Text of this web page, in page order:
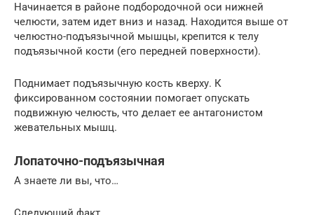
Начинается в районе подбородочной оси нижней
челюсти, затем идет вниз и назад. Находится выше от
челюстно-подъязычной мышцы, крепится к телу
подъязычной кости (его передней поверхности).
Поднимает подъязычную кость кверху. К
фиксированном состоянии помогает опускать
подвижную челюсть, что делает ее антагонистом
жевательных мышц.
Лопаточно-подъязычная
А знаете ли вы, что…